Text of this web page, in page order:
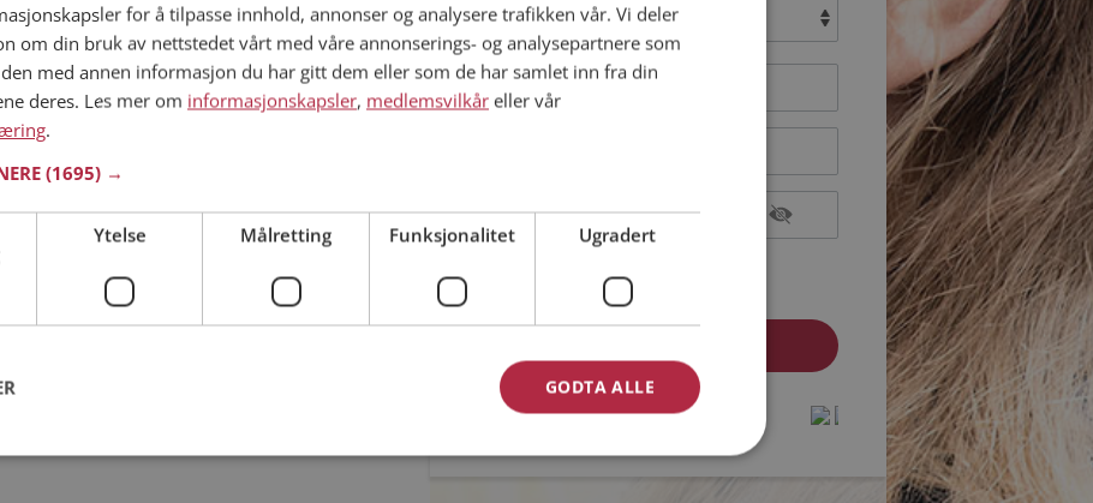
ditt søk.
du kommet til riktig sted. På Møteplassen kan du
single i Kvænangen
Min alder:
Allerede medlem? Logg inn her »
protected by reCAPTCHA
Privacy-Terms
protected by reCAPTCHA
Privacy-Terms
for å tilpasse innhold, annonser og analysere trafikken vår. Vi deler
om din bruk av nettstedet vårt med våre annonserings- og analysepartnere som
med annen informasjon du har gitt dem eller som de har samlet inn fra din
deres. Les mer om informasjonskapsler, medlemsvilkår eller vår
.
(1695) →
Ytelse Målretting Funksjonalitet Ugradert
GODTA ALLE